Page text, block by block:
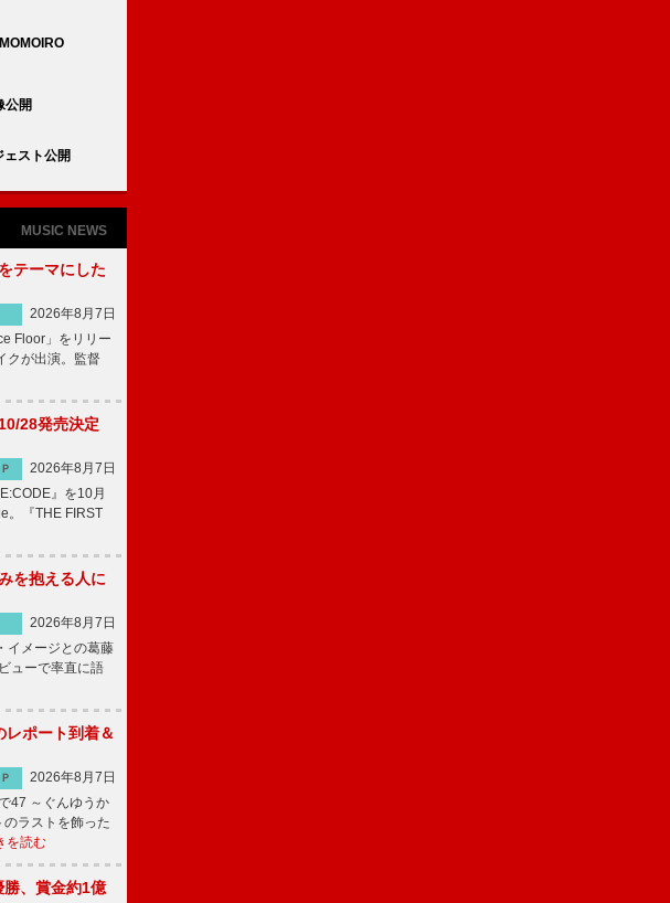
公開
スト公開
MUSIC NEWS
テーマにした
2026年8月7日
Floor」をリリー
クが出演。監督
28発売決定
2026年8月7日
』を10月
。『THE FIRST
を抱える人に
2026年8月7日
イメージとの葛藤
ューで率直に語
ポート到着＆
2026年8月7日
47 ～ぐんゆうか
ラストを飾った
を読む
、賞金約1億